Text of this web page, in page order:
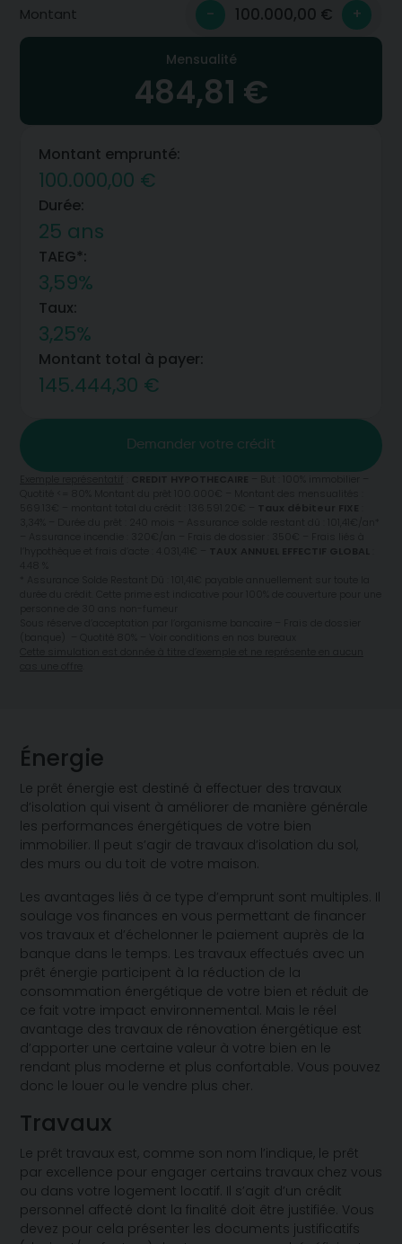
Montant - 100.000,00 € +
Mensualité
484,81 €
Montant emprunté:
100.000,00 €
Durée:
25 ans
TAEG*:
3,59%
Taux:
3,25%
Montant total à payer:
145.444,30 €
Demander votre crédit
Énergie
Le prêt énergie est destiné à effectuer des travaux
d’isolation qui visent à améliorer de manière générale
les performances énergétiques de votre bien
immobilier. Il peut s’agir de travaux d’isolation du sol,
des murs ou du toit de votre maison.
Les avantages liés à ce type d’emprunt sont multiples. Il
soulage vos finances en vous permettant de financer
vos travaux et d’échelonner le paiement auprès de la
banque dans le temps. Les travaux effectués avec un
prêt énergie participent à la réduction de la
consommation énergétique de votre bien et réduit de
ce fait votre impact environnemental. Mais le réel
avantage des travaux de rénovation énergétique est
d’apporter une certaine valeur à votre bien en le
rendant plus moderne et plus confortable. Vous pouvez
donc le louer ou le vendre plus cher.
Travaux
Le prêt travaux est, comme son nom l’indique, le prêt
par excellence pour engager certains travaux chez vous
ou dans votre logement locatif. Il s’agit d’un crédit
personnel affecté dont la finalité doit être justifiée. Vous
devez pour cela présenter les documents justificatifs